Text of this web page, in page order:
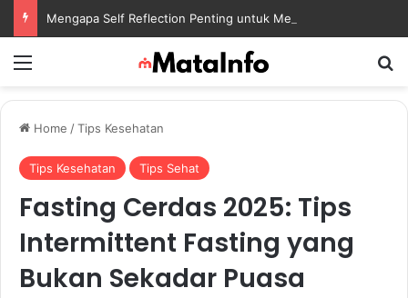
Home /Tips Kesehatan
Tips Kesehatan Tips Sehat
Fasting Cerdas 2025: Tips
Intermittent Fasting yang
Bukan Sekadar Puasa